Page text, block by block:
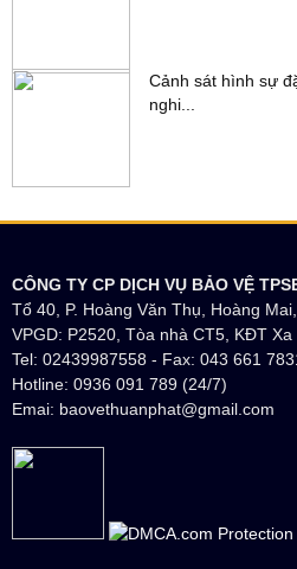
Cảnh sát hình sự
nghi...
CÔNG TY CP DỊCH VỤ BẢO VỆ
Tổ 40, P. Hoàng Văn Thụ, Hoàng
VPGD: P2520, Tòa nhà CT5, KĐT
Tel: 02439987558 - Fax: 043 661
Hotline: 0936 091 789 (24/7)
Emai: baovethuanphat@gmail.com